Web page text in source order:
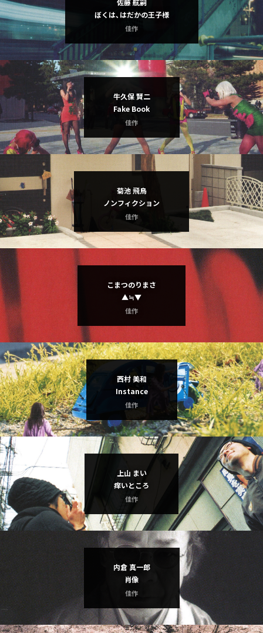
ぼくは、はだかの王子様
佳作
牛久保 賢二
Fake Book
佳作
菊池 飛鳥
ノンフィクション
佳作
こまつのりまさ
▲≒▼
佳作
西村 美和
Instance
佳作
上山 まい
痒いところ
佳作
内倉 真一郎
肖像
佳作